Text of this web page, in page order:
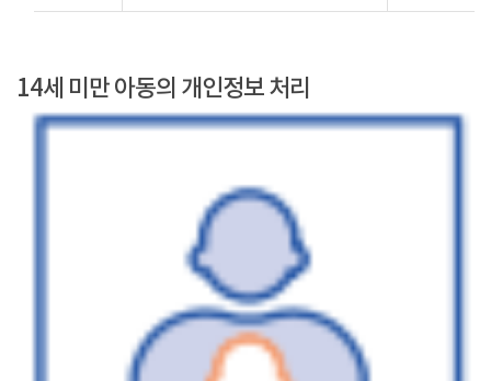
14세 미만 아동의 개인정보 처리